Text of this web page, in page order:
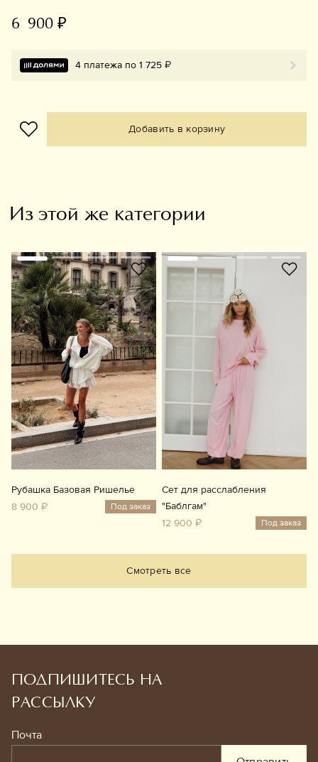
6 900 ₽
4 платежа по 1 725 ₽
Добавить в корзину
Из этой же категории
Рубашка Базовая Ришелье
8 900 ₽
Под заказ
Сет для расслабления
"Баблгам"
12 900 ₽
Под заказ
Смотреть все
ПОДПИШИТЕСЬ НА
РАССЫЛКУ
Почта